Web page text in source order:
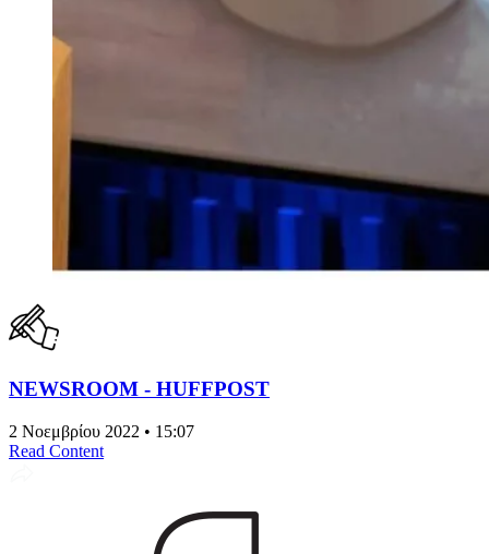
NEWSROOM - HUFFPOST
2 Νοεμβρίου 2022 • 15:07
Read Content